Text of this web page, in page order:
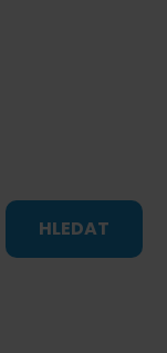
HLEDAT